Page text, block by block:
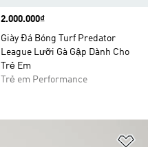
Price
2.000.000₫
Giày Đá Bóng Turf Predator
League Lưỡi Gà Gập Dành Cho
Trẻ Em
Trẻ em Performance